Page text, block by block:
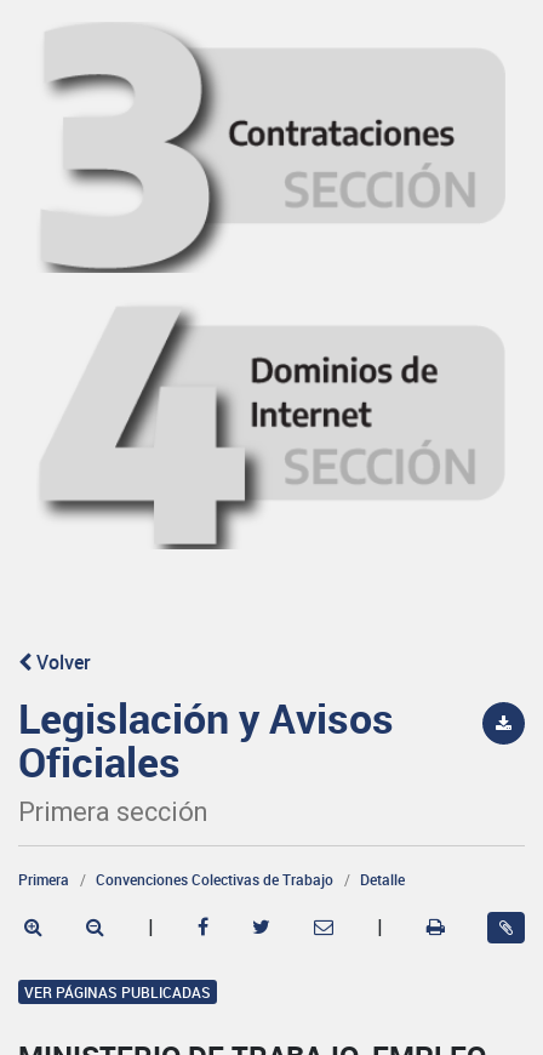
Volver
Legislación y Avisos
Oficiales
Primera sección
Primera Convenciones Colectivas de Trabajo Detalle
| |
VER PÁGINAS PUBLICADAS